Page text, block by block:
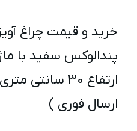
خرید و قیمت چراغ
پندالوکس سفید با
ارسال فوری )